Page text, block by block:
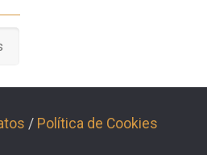
/ Política de Cookies